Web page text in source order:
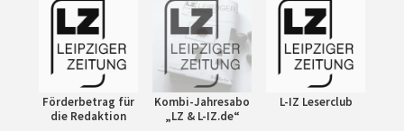
Förderbetrag für
die Redaktion
Kombi-Jahresabo
„LZ & L-IZ.de“
L-IZ Leserclub